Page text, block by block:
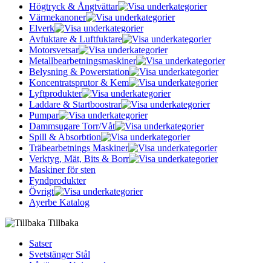
Högtryck & Ångtvättar
Värmekanoner
Elverk
Avfuktare & Luftfuktare
Motorsvetsar
Metallbearbetningsmaskiner
Belysning & Powerstation
Koncentratsprutor & Kem
Lyftprodukter
Laddare & Startboostrar
Pumpar
Dammsugare Torr/Våt
Spill & Absorbtion
Träbearbetnings Maskiner
Verktyg, Mät, Bits & Borr
Maskiner för sten
Fyndprodukter
Övrigt
Ayerbe Katalog
Tillbaka
Satser
Svetstänger Stål